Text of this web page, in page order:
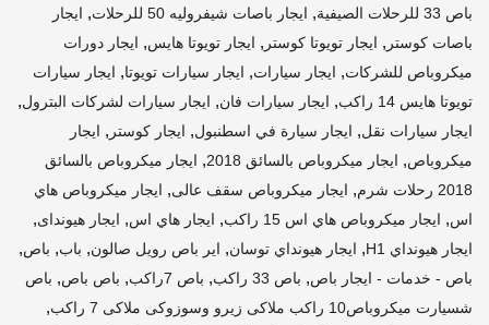
باص 33 للرحلات الصيفية , ايجار باصات شيفروليه 50 للرحلات , ايجار
باصات كوستر , ايجار تويوتا كوستر , ايجار تويوتا هايس, ايجار دورات
ميكروباص للشركات, ايجار سيارات, ايجار سيارات تويوتا, ايجار سيارات
تويوتا هايس 14 راكب
, ايجار سيارات فان, ايجار سيارات لشركات البترول,
ايجار سيارات نقل, ايجار سيارة في اسطنبول, ايجار كوستر , ايجار
ميكروباص, ايجار ميكروباص بالسائق 2018 , ايجار ميكروباص بالسائق
2018 رحلات شرم
, ايجار ميكروباص سقف عالى, ايجار ميكروباص هاي
اس, ايجار ميكروباص هاي اس 15 راكب , ايجار هاي اس, ايجار هيونداى,
ايجار هيونداي H1 , ايجار هيونداي توسان, اير باص رويل صالون, باب, باص,
باص - خدمات - ايجار باص, باص 33 راكب , باص 7راكب , باص باص, باص
شسيارت ميكروباص10 راكب ملاكى زيرو وسوزوكى ملاكى 7 راكب
,